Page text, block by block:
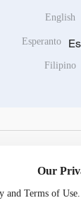
English
Esperanto
Filipino
Our
Terms of